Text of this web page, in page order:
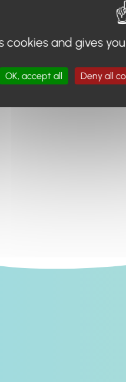
de recherche en
cookies and gives
OK, accept all Deny all